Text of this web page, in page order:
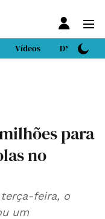
Vídeos DN Sport
para
no
feira, o
um